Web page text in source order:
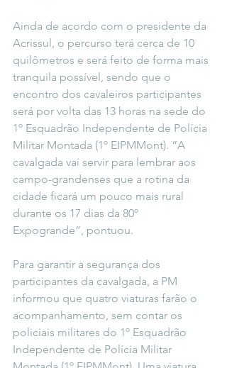
Ainda de acordo com o presidente da
Acrissul, o percurso terá cerca de 10
quilômetros e será feito de forma mais
tranquila possível, sendo que o
encontro dos cavaleiros participantes
será por volta das 13 horas na sede do
1º Esquadrão Independente de Polícia
Militar Montada (1º EIPMMont). “A
cavalgada vai servir para lembrar aos
campo-grandenses que a rotina da
cidade ficará um pouco mais rural
durante os 17 dias da 80º
Expogrande”, pontuou.
Para garantir a segurança dos
participantes da cavalgada, a PM
informou que quatro viaturas farão o
acompanhamento, sem contar os
policiais militares do 1º Esquadrão
Independente de Polícia Militar